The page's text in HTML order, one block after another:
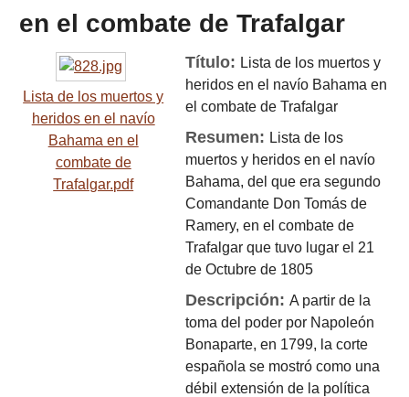
en el combate de Trafalgar
Lista de los muertos y
heridos en el navío
Bahama en el
combate de
Trafalgar.pdf
Título: Lista de los muertos y
heridos en el navío Bahama en
el combate de Trafalgar
Resumen: Lista de los
muertos y heridos en el navío
Bahama, del que era segundo
Comandante Don Tomás de
Ramery, en el combate de
Trafalgar que tuvo lugar el 21
de Octubre de 1805
Descripción:A partir de la
toma del poder por Napoleón
Bonaparte, en 1799, la corte
española se mostró como una
débil extensión de la política